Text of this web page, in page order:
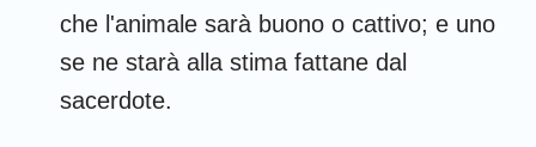
che l'animale sarà buono o cattivo; e uno
se ne starà alla stima fattane dal
sacerdote.